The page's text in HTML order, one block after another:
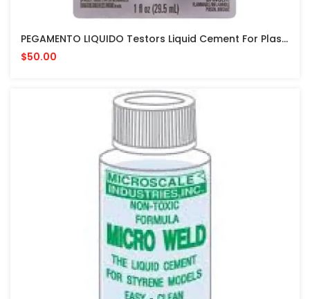
PEGAMENTO LIQUIDO Testors Liquid Cement For Plastic Models 1 Fl Oz PARA MODELISMO
$50.00